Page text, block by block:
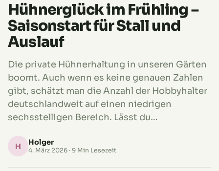
Hühnerglück im Frühling –
Saisonstart für Stall und
Auslauf
Die private Hühnerhaltung in unseren Gärten
boomt. Auch wenn es keine genauen Zahlen
gibt, schätzt man die Anzahl der Hobbyhalter
deutschlandweit auf einen niedrigen
sechsstelligen Bereich. Lässt du…
H Holger
4. März 2026 · 9 Min Lesezeit